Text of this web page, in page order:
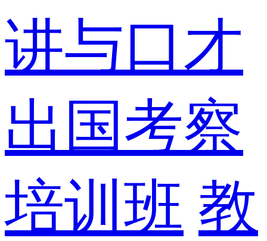
讲与口才
出国考察
培训班 教